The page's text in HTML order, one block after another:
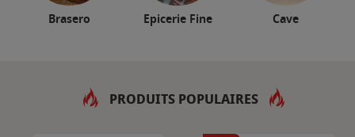
Brasero Epicerie Fine Cave
PRODUITS POPULAIRES